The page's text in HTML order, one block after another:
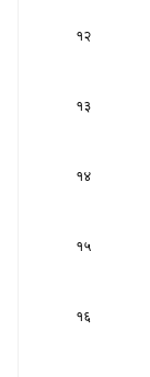
१२
१३
१४
१५
१६